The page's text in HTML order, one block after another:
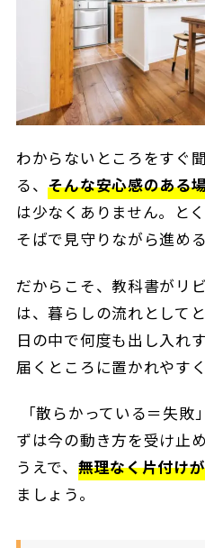
わからないところをすぐ
る、そんな安心感のある
は少なくありません。と
そばで見守りながら進め
だからこそ、教科書がリ
は、暮らしの流れとして
日の中で何度も出し入れ
届くところに置かれやすく
「散らかっている＝失敗
ずは今の動き方を受け止
うえで、 無理なく片付け
ましょう。